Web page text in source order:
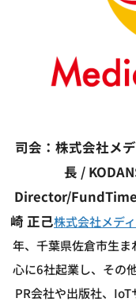
司会：株式会社メ
長 /
Director/
崎 正己株式会社メデ
年、千葉県佐倉市生ま
心に6社起業し、その
PR会社や出版社、IoT